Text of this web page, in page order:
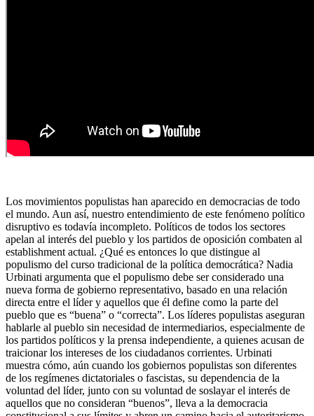
Los movimientos populistas han aparecido en democracias de todo
el mundo. Aun así, nuestro entendimiento de este fenómeno político
disruptivo es todavía incompleto. Políticos de todos los sectores
apelan al interés del pueblo y los partidos de oposición combaten al
establishment actual. ¿Qué es entonces lo que distingue al
populismo del curso tradicional de la política democrática? Nadia
Urbinati argumenta que el populismo debe ser considerado una
nueva forma de gobierno representativo, basado en una relación
directa entre el líder y aquellos que él define como la parte del
pueblo que es “buena” o “correcta”. Los líderes populistas aseguran
hablarle al pueblo sin necesidad de intermediarios, especialmente de
los partidos políticos y la prensa independiente, a quienes acusan de
traicionar los intereses de los ciudadanos corrientes. Urbinati
muestra cómo, aún cuando los gobiernos populistas son diferentes
de los regímenes dictatoriales o fascistas, su dependencia de la
voluntad del líder, junto con su voluntad de soslayar el interés de
aquellos que no consideran “buenos”, lleva a la democracia